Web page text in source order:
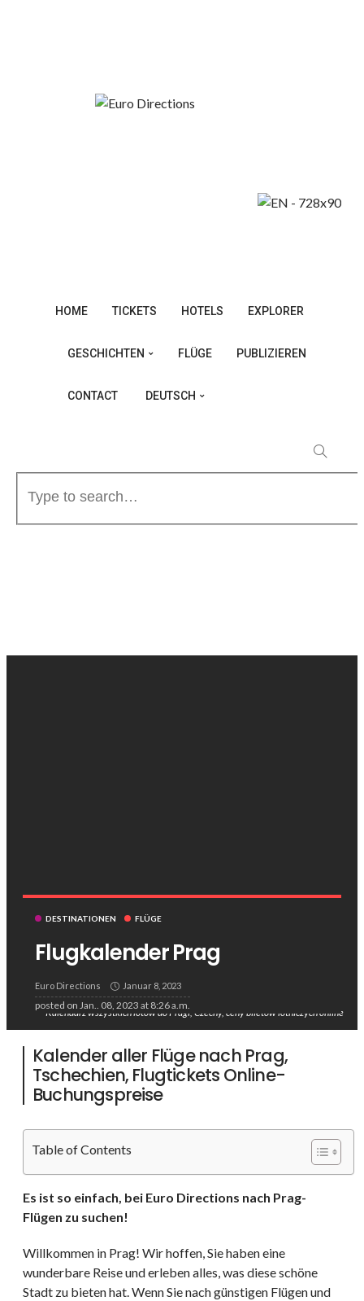
HOME TICKETS HOTELS EXPLORER
GESCHICHTEN FLÜGE PUBLIZIEREN
CONTACT DEUTSCH
DESTINATIONEN FLÜGE
Flugkalender Prag
Euro Directions Januar 8, 2023
posted on Jan.. 08, 2023 at 8:26 a.m.
Kalendarz wszystkich lotów do Pragi, Czechy, ceny biletów lotniczych online
Kalender aller Flüge nach Prag,
Tschechien, Flugtickets Online-
Buchungspreise
Table of Contents
Es ist so einfach, bei Euro Directions nach Prag-
Flügen zu suchen!
Willkommen in Prag! Wir hoffen, Sie haben eine
wunderbare Reise und erleben alles, was diese schöne
Stadt zu bieten hat. Wenn Sie nach günstigen Flügen und